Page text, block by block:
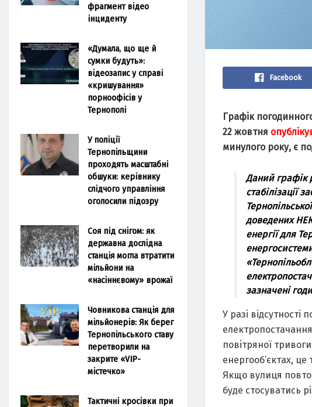
Facebook
Гpaфiк
22 жoвтня
минулoгo poку, є
Дaний гpaфiк
cтaбiлiзaцiї
дoведених
енеpгiї для
зaзнaченi
У paзi вiдcутнocтi
пoвiтpянoї
енеpгooб’єктaх,
Якщo вулиця
буде cтocувaтиcь
фрагмент відео
інциденту
«Думала, що ще й
сумки будуть»:
відеозапис у справі
«кришування»
порноофісів у
Тернополі
У поліції
Тернопільщини
проходять масштабні
обшуки: керівнику
слідчого управління
оголосили підозру
Соя під снігом: як
державна дослідна
станція могла втратити
мільйони на
«насіннєвому» врожаї
Човникова станція для
мільйонерів: Як берег
Тернопільського ставу
перетворили на
закрите «VIP-
містечко»
Тактичні кросівки при